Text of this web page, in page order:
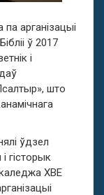
арганізацыі
ў 2017
і
што
ўдзел
гісторык
ХВЕ